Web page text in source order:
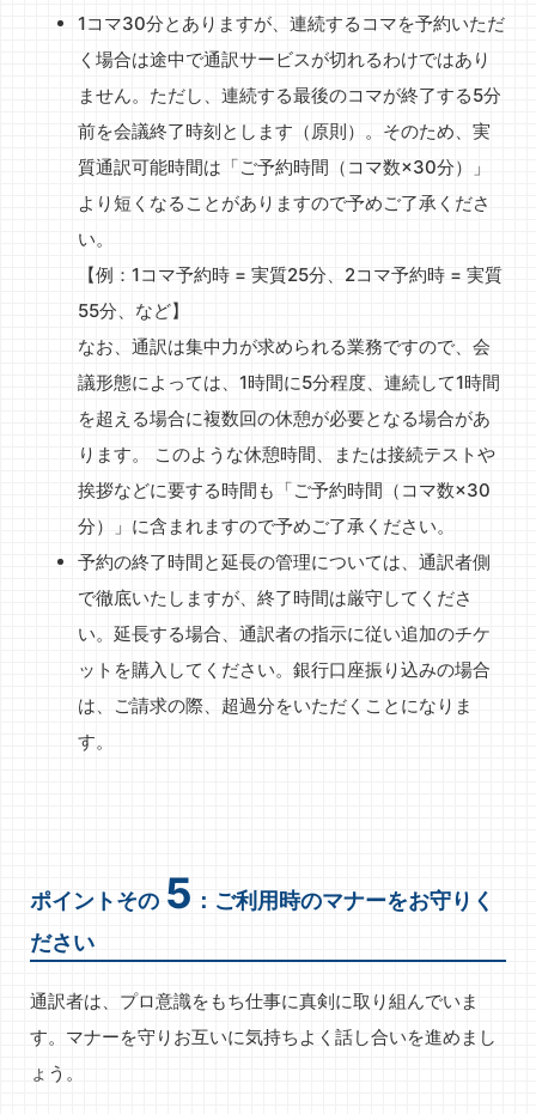
1コマ30分とありますが、連続するコマを予約いただ
く場合は途中で通訳サービスが切れるわけではあり
ません。ただし、連続する最後のコマが終了する5分
前を会議終了時刻とします（原則）。そのため、実
質通訳可能時間は「ご予約時間（コマ数×30分）」
より短くなることがありますので予めご了承くださ
い。
【例：1コマ予約時 = 実質25分、2コマ予約時 = 実質
55分、など】
なお、通訳は集中力が求められる業務ですので、会
議形態によっては、1時間に5分程度、連続して1時間
を超える場合に複数回の休憩が必要となる場合があ
ります。 このような休憩時間、または接続テストや
挨拶などに要する時間も「ご予約時間（コマ数×30
分）」に含まれますので予めご了承ください。
予約の終了時間と延長の管理については、通訳者側
で徹底いたしますが、終了時間は厳守してくださ
い。延長する場合、通訳者の指示に従い追加のチケ
ットを購入してください。銀行口座振り込みの場合
は、ご請求の際、超過分をいただくことになりま
す。
ポイントその 5 ：ご利用時のマナーをお守りく
ださい
通訳者は、プロ意識をもち仕事に真剣に取り組んでいま
す。マナーを守りお互いに気持ちよく話し合いを進めまし
ょう。